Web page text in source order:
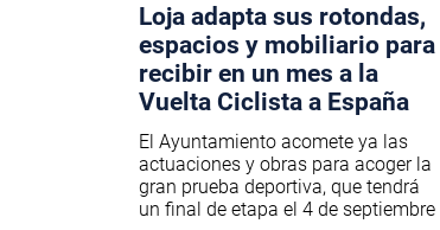
Loja adapta sus rotondas,
espacios y mobiliario para
recibir en un mes a la
Vuelta Ciclista a España
El Ayuntamiento acomete ya las
actuaciones y obras para acoger la
gran prueba deportiva, que tendrá
un final de etapa el 4 de septiembre